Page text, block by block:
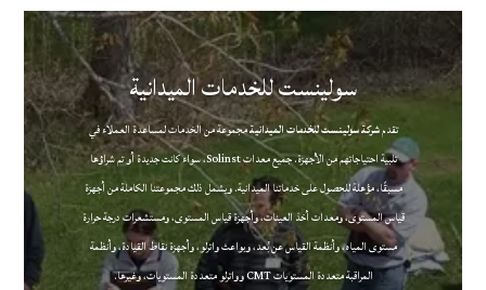
سولينست للخدمات الميدانية
تقدمشركة سولينست للخدمات الميدانيةمجموعة من الخدمات لمساعدة العملاء في
تلبية احتياجاتهم من الأجهزة. جميع معدات Solinst، سواء كانت جديدة أو تم شراؤها
مسبقًا، مؤهلة للحصول على خدماتنا الميدانية. ويشمل ذلك مجموعتنا الكاملة من أجهزة
قياس المستوى، ومعدات أخذ العينات، وأجهزة قياس المستوى، ومستشعرات درجة حرارة
مستوى المياه، وأنظمة القياس عن بُعد، وبواعث واترلو، وأجهزة نقاط القيادة، وأنظمة
المراقبة متعددة المستويات CMT وواترلو متعددة المستويات، وغيرها.